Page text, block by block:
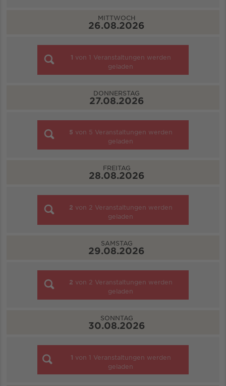
MITTWOCH
26.08.2026
1 von 1 Veranstaltungen werden
geladen
DONNERSTAG
27.08.2026
5 von 5 Veranstaltungen werden
geladen
FREITAG
28.08.2026
2 von 2 Veranstaltungen werden
geladen
SAMSTAG
29.08.2026
2 von 2 Veranstaltungen werden
geladen
SONNTAG
30.08.2026
1 von 1 Veranstaltungen werden
geladen